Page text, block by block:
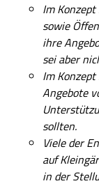
Im
sowie
ihre
sei aber
Im
Angebote
sollten.
Viele der
auf
in der